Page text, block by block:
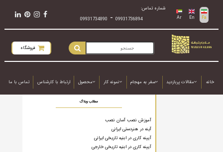
Fa
En
Ar
شماره تماس:
09931736894
-
09931734890
فروشگاه
خانه مقالات پربازدید سفر به مهجام نمونه کار محصول ارتباط با کارشناس تماس با ما
مطالب وبلاگ
آموزش نصب آسان نصب
آینه در هنردستی ایرانی
آیینه کاری در ابنیه تاریخی ایرانی
آیینه کاری در ابنیه تاریخی خارجی